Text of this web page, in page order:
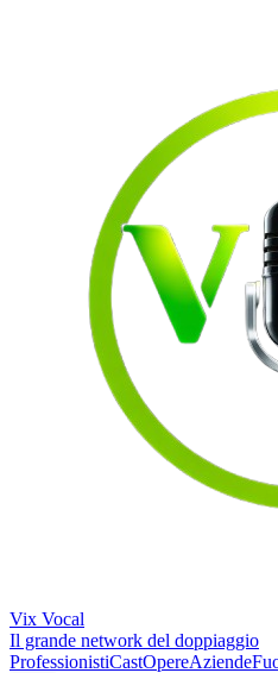
Vix Vocal
Il grande network del doppiaggio
ProfessionistiCastOpereAziende